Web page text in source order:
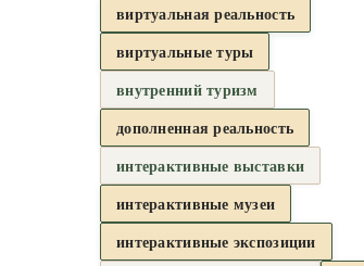
виртуальная реальность
виртуальные туры
внутренний туризм
дополненная реальность
интерактивные выставки
интерактивные музеи
интерактивные экспозиции